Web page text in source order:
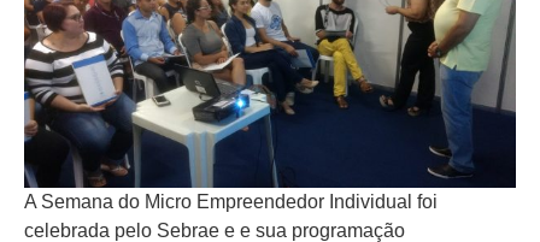
A Semana do Micro Empreendedor Individual foi
celebrada pelo Sebrae e e sua programação